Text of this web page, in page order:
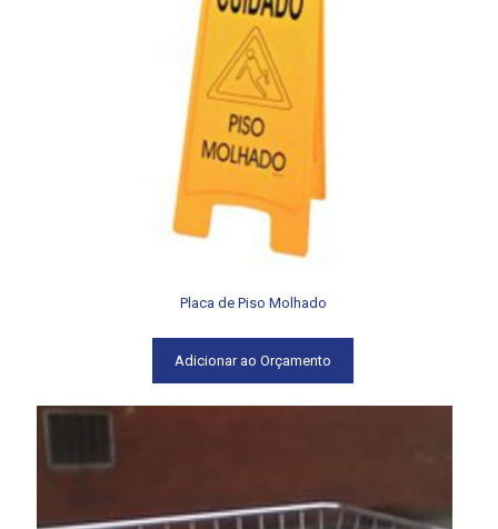
Placa de Piso Molhado
Adicionar ao Orçamento